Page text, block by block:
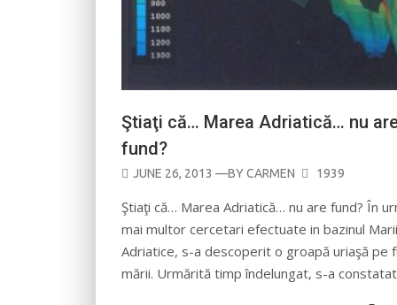
Ştiaţi că… Marea Adriatică… nu
fund?
POSTED
JUNE 26, 2013 —BYCARMEN 1939
Ştiaţi că… Marea Adriatică… nu are fund? În
mai multor cercetari efectuate in bazinul Marii
Adriatice, s-a descoperit o groapă uriaşă pe
mării. Urmărită timp îndelungat, s-a